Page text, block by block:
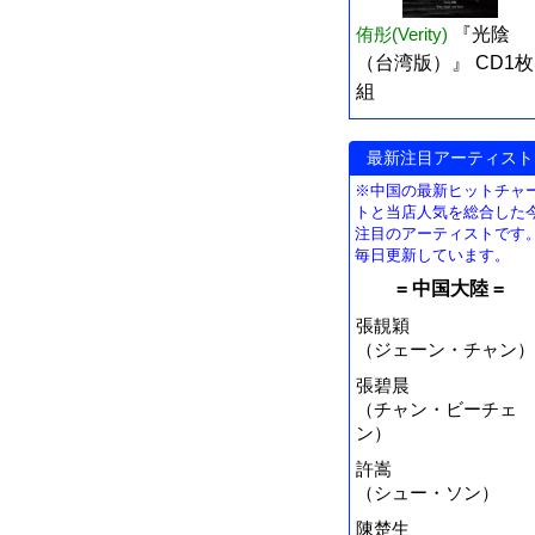
侑彤(Verity)
『光陰
（台湾版）』 CD1枚
組
最新注目アーティスト
※中国の最新ヒットチャ
トと当店人気を総合した
注目のアーティストです。
毎日更新しています。
= 中国大陸 =
張靚穎
（ジェーン・チャン）
張碧晨
（チャン・ビーチェ
ン）
許嵩
（シュー・ソン）
陳楚生